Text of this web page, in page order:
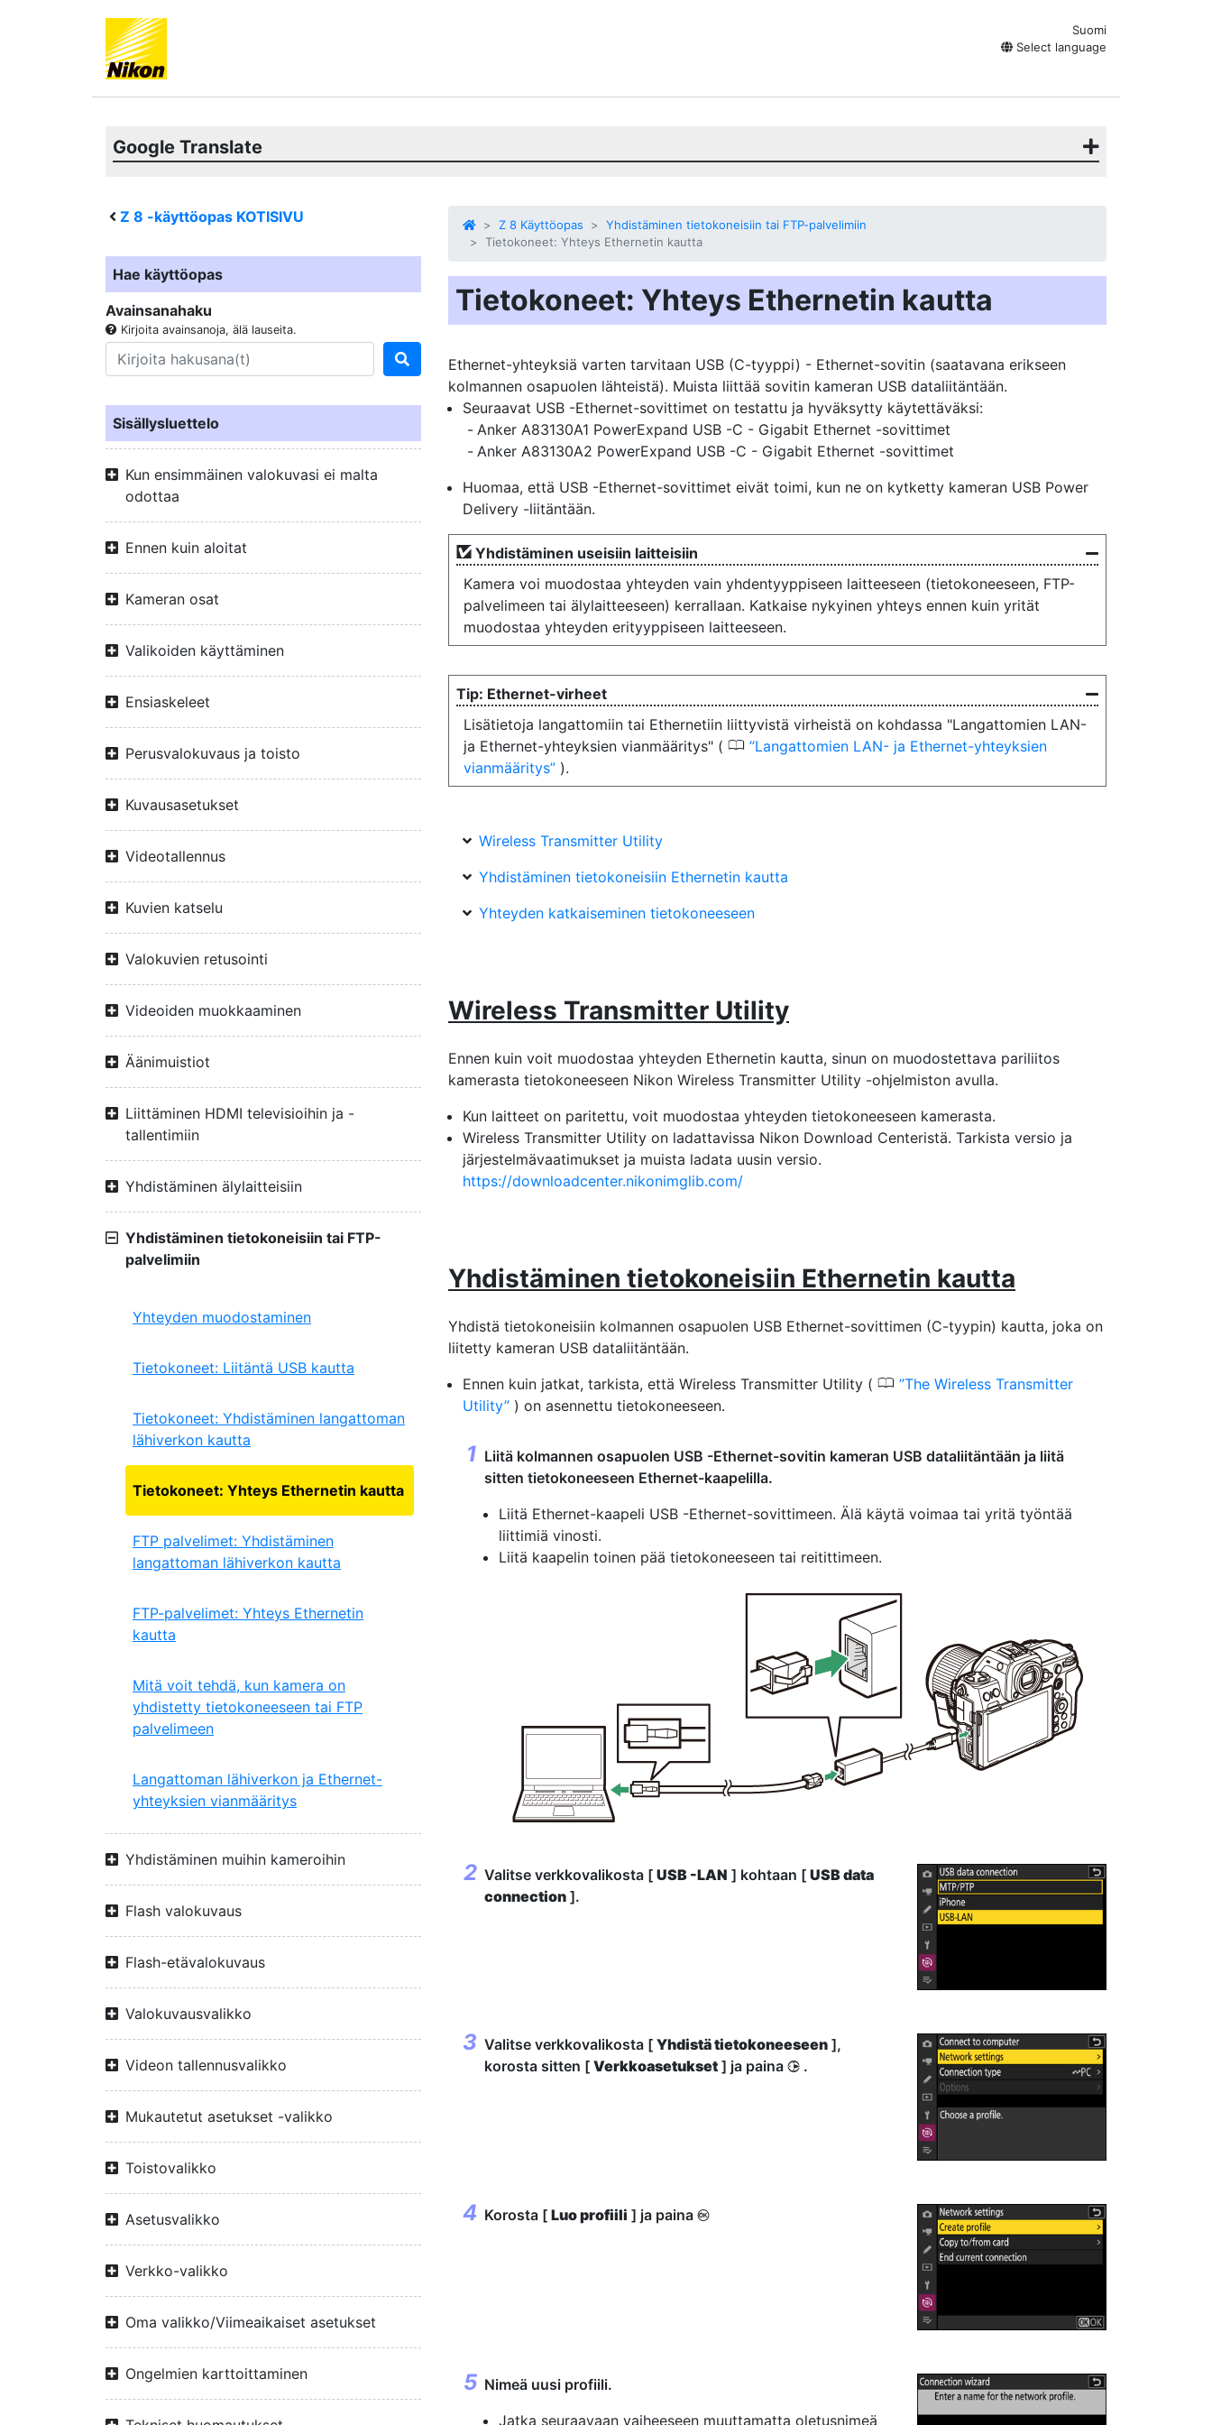
Suomi
Select language
Google Translate
Z 8 -käyttöopas KOTISIVU
Hae käyttöopas
Avainsanahaku
Kirjoita avainsanoja, älä lauseita.
Sisällysluettelo
Kun ensimmäinen valokuvasi ei malta
odottaa
Ennen kuin aloitat
Kameran osat
Valikoiden käyttäminen
Ensiaskeleet
Perusvalokuvaus ja toisto
Kuvausasetukset
Videotallennus
Kuvien katselu
Valokuvien retusointi
Videoiden muokkaaminen
Äänimuistiot
Liittäminen HDMI televisioihin ja -
tallentimiin
Yhdistäminen älylaitteisiin
Yhdistäminen tietokoneisiin tai FTP-
palvelimiin
Yhteyden muodostaminen
Tietokoneet: Liitäntä USB kautta
Tietokoneet: Yhdistäminen langattoman
lähiverkon kautta
Tietokoneet: Yhteys Ethernetin kautta
FTP palvelimet: Yhdistäminen
langattoman lähiverkon kautta
FTP-palvelimet: Yhteys Ethernetin
kautta
Mitä voit tehdä, kun kamera on
yhdistetty tietokoneeseen tai FTP
palvelimeen
Langattoman lähiverkon ja Ethernet-
yhteyksien vianmääritys
Yhdistäminen muihin kameroihin
Flash valokuvaus
Flash-etävalokuvaus
Valokuvausvalikko
Videon tallennusvalikko
Mukautetut asetukset -valikko
Toistovalikko
Asetusvalikko
Verkko-valikko
Oma valikko/Viimeaikaiset asetukset
Ongelmien karttoittaminen
Z 8 Käyttöopas
Yhdistäminen tietokoneisiin tai FTP-palvelimiin
Tietokoneet: Yhteys Ethernetin kautta
Tietokoneet: Yhteys Ethernetin kautta
Ethernet-yhteyksiä varten tarvitaan USB (C-tyyppi) - Ethernet-sovitin (saatavana erikseen
kolmannen osapuolen lähteistä). Muista liittää sovitin kameran USB dataliitäntään.
Seuraavat USB -Ethernet-sovittimet on testattu ja hyväksytty käytettäväksi:
Anker A83130A1 PowerExpand USB -C - Gigabit Ethernet -sovittimet
Anker A83130A2 PowerExpand USB -C - Gigabit Ethernet -sovittimet
Huomaa, että USB -Ethernet-sovittimet eivät toimi, kun ne on kytketty kameran USB Power
Delivery -liitäntään.
Yhdistäminen useisiin laitteisiin
Kamera voi muodostaa yhteyden vain yhdentyyppiseen laitteeseen (tietokoneeseen, FTP-
palvelimeen tai älylaitteeseen) kerrallaan. Katkaise nykyinen yhteys ennen kuin yrität
muodostaa yhteyden erityyppiseen laitteeseen.
Ethernet-virheet
Lisätietoja langattomiin tai Ethernetiin liittyvistä virheistä on kohdassa "Langattomien LAN-
ja Ethernet-yhteyksien vianmääritys" ( 0 Langattomien LAN- ja Ethernet-yhteyksien
vianmääritys ).
Wireless Transmitter Utility
Yhdistäminen tietokoneisiin Ethernetin kautta
Yhteyden katkaiseminen tietokoneeseen
Wireless Transmitter Utility
Ennen kuin voit muodostaa yhteyden Ethernetin kautta, sinun on muodostettava pariliitos
kamerasta tietokoneeseen Nikon Wireless Transmitter Utility -ohjelmiston avulla.
Kun laitteet on paritettu, voit muodostaa yhteyden tietokoneeseen kamerasta.
Wireless Transmitter Utility on ladattavissa Nikon Download Centeristä. Tarkista versio ja
järjestelmävaatimukset ja muista ladata uusin versio.
https://downloadcenter.nikonimglib.com/
Yhdistäminen tietokoneisiin Ethernetin kautta
Yhdistä tietokoneisiin kolmannen osapuolen USB Ethernet-sovittimen (C-tyypin) kautta, joka on
liitetty kameran USB dataliitäntään.
Ennen kuin jatkat, tarkista, että Wireless Transmitter Utility ( 0 The Wireless Transmitter
Utility
) on asennettu tietokoneeseen.
Liitä kolmannen osapuolen USB -Ethernet-sovitin kameran USB dataliitäntään ja liitä
sitten tietokoneeseen Ethernet-kaapelilla.
Liitä Ethernet-kaapeli USB -Ethernet-sovittimeen. Älä käytä voimaa tai yritä työntää
liittimiä vinosti.
Liitä kaapelin toinen pää tietokoneeseen tai reitittimeen.
Valitse verkkovalikosta [ USB -LAN ] kohtaan [ USB data
connection ].
Valitse verkkovalikosta [ Yhdistä tietokoneeseen ],
korosta sitten [ Verkkoasetukset ] ja paina 2 .
Korosta [ Luo profiili ] ja paina J
Nimeä uusi profiili.
Jatka seuraavaan vaiheeseen muuttamatta oletusnimeä